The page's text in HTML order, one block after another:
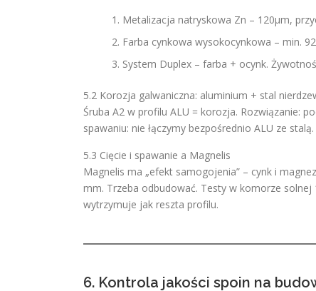
Metalizacja natryskowa Zn – 120µm,
Farba cynkowa wysokocynkowa – min.
System Duplex – farba + ocynk.
5.2 Korozja galwaniczna: aluminium + stal
Śruba A2 w profilu ALU = korozja. Rozwiązanie:
spawaniu: nie łączymy bezpośrednio ALU ze
5.3 Cięcie i spawanie a Magnelis
Magnelis ma „efekt samogojenia” – cynk i
mm. Trzeba odbudować. Testy w komorze
wytrzymuje jak reszta profilu.
6. Kontrola jakości spoin na